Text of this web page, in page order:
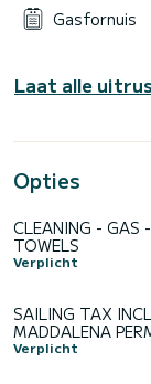
Gasfornuis
Laat alle
Opties
CLEANING - GAS
TOWELS
Verplicht
SAILING TAX
MADDALENA
Verplicht